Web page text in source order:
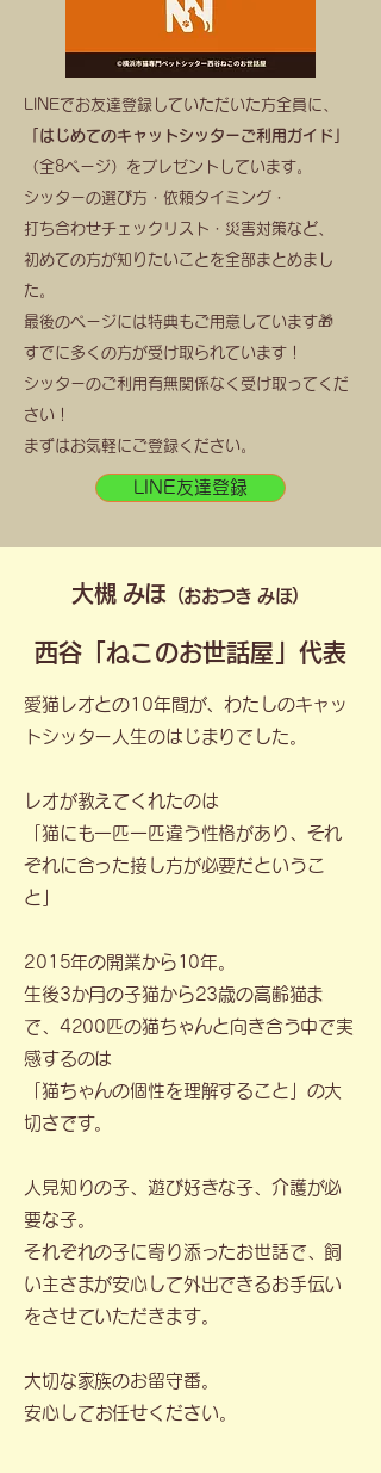
LINEでお友達登録していただいた方全員に、
「はじめてのキャットシッターご利用ガイド」
（全8ページ）をプレゼントしています。
シッターの選び方・依頼タイミング・
打ち合わせチェックリスト・災害対策など、
初めての方が知りたいことを全部まとめまし
た。
最後のページには特典もご用意しています🎁
すでに多くの方が受け取られています！
シッターのご利用有無関係なく受け取ってくだ
さい！
まずはお気軽にご登録ください。
LINE友達登録
大槻 みほ （おおつき みほ）
西谷「ねこのお世話屋」代表
愛猫レオとの10年間が、わたしのキャッ
トシッター人生のはじまりでした。
レオが教えてくれたのは
「猫にも一匹一匹違う性格があり、それ
ぞれに合った接し方が必要だというこ
と」
2015年の開業から10年。
生後3か月の子猫から23歳の高齢猫ま
で、4200匹の猫ちゃんと向き合う中で実
感するのは
「猫ちゃんの個性を理解すること」の大
切さです。
人見知りの子、遊び好きな子、介護が必
要な子。
それぞれの子に寄り添ったお世話で、飼
い主さまが安心して外出できるお手伝い
をさせていただきます。
大切な家族のお留守番。
​安心してお任せください。